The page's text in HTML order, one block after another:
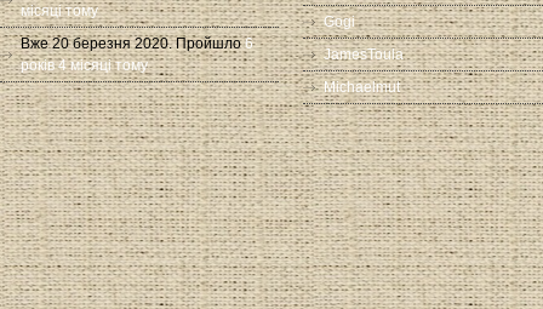
місяці тому
Вже 20 березня 2020. Пройшло 6
років 4 місяці тому
Gogi
JamesToula
Michaelmut